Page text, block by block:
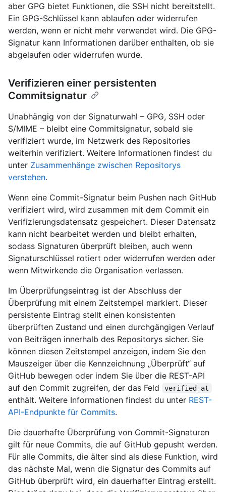
aber GPG bietet Funktionen, die SSH nicht bereitstellt.
Ein GPG-Schlüssel kann ablaufen oder widerrufen
werden, wenn er nicht mehr verwendet wird. Die GPG-
Signatur kann Informationen darüber enthalten, ob sie
abgelaufen oder widerrufen wurde.
Verifizieren einer persistenten
Commitsignatur
Unabhängig von der Signaturwahl – GPG, SSH oder
S/MIME – bleibt eine Commitsignatur, sobald sie
verifiziert wurde, im Netzwerk des Repositories
weiterhin verifiziert. Weitere Informationen findest du
unter Zusammenhänge zwischen Repositorys
verstehen.
Wenn eine Commit-Signatur beim Pushen nach GitHub
verifiziert wird, wird zusammen mit dem Commit ein
Verifizierungsdatensatz gespeichert. Dieser Datensatz
kann nicht bearbeitet werden und bleibt erhalten,
sodass Signaturen überprüft bleiben, auch wenn
Signaturschlüssel rotiert oder widerrufen werden oder
wenn Mitwirkende die Organisation verlassen.
Im Überprüfungseintrag ist der Abschluss der
Überprüfung mit einem Zeitstempel markiert. Dieser
persistente Eintrag stellt einen konsistenten
überprüften Zustand und einen durchgängigen Verlauf
von Beiträgen innerhalb des Repositorys sicher. Sie
können diesen Zeitstempel anzeigen, indem Sie den
Mauszeiger über die Kennzeichnung „Überprüft“ auf
GitHub bewegen oder indem Sie über die REST-API
auf den Commit zugreifen, der das Feld
verified_at
enthält. Weitere Informationen findest du unter REST-
API-Endpunkte für Commits.
Die dauerhafte Überprüfung von Commit-Signaturen
gilt für neue Commits, die auf GitHub gepusht werden.
Für alle Commits, die älter sind als diese Funktion, wird
das nächste Mal, wenn die Signatur des Commits auf
GitHub überprüft wird, ein dauerhafter Eintrag erstellt.